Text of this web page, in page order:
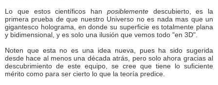
Lo que estos científicos han posiblementedescubierto, es la
primera prueba de que nuestro Universo no es nada mas que un
gigantesco holograma, en donde su superficie es totalmente plana
y bidimensional, y es solo una ilusión que vemos todo "en 3D".
Noten que esta no es una idea nueva, pues ha sido sugerida
desde hace al menos una década atrás, pero solo ahora gracias al
descubrimiento de este equipo, se cree que tiene lo suficiente
mérito como para ser cierto lo que la teoría predice.